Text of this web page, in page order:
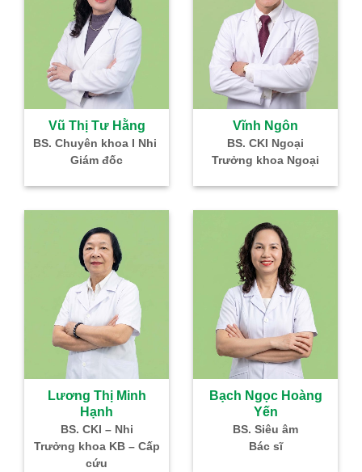
Vũ Thị Tư Hằng
BS. Chuyên khoa I Nhi
Giám đốc
Vĩnh Ngôn
BS. CKI Ngoại
Trưởng khoa Ngoại
Lương Thị Minh
Hạnh
BS. CKI – Nhi
Trưởng khoa KB – Cấp
cứu
Bạch Ngọc Hoàng
Yến
BS. Siêu âm
Bác sĩ